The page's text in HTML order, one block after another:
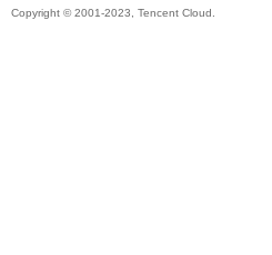
Copyright © 2001-2023, Tencent Cloud.